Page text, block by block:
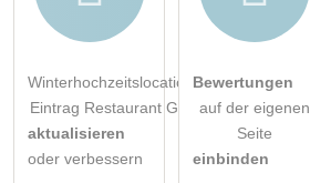
Winterhochzeitslocation-
Eintrag Restaurant Graf
aktualisieren
oder verbessern
Bewertungen
auf der eigenen
Seite
einbinden